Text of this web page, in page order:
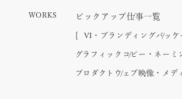
WORKS ピックアップ仕事一覧
VI・ブランディングパッケ
グラフィック コピー・ネーミ
プロダクト ウェブ映像・メデ